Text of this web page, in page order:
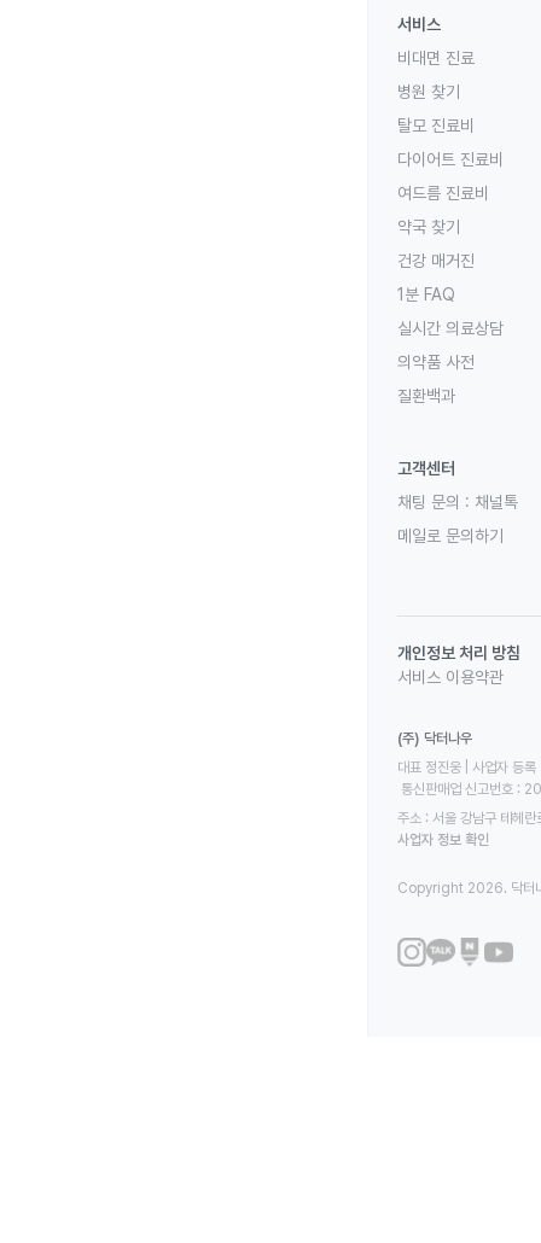
서비스
비대면 진료
병원 찾기
탈모 진료비
다이어트 진료비
여드름 진료비
약국 찾기
건강 매거진
1분 FAQ
실시간 의료상담
의약품 사전
질환백과
고객센터
채팅 문의 : 채널톡
메일로 문의하기
개인정보 처리 방침
서비스 이용약관
(주) 닥터나우
대표 정진웅 | 사업자
통신판매업 신고번호
주소 : 서울 강남구 테헤
사업자 정보 확인
Copyright 2026. 닥터